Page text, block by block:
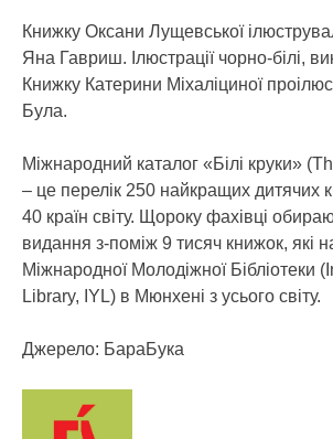
Книжку Оксани Лущевської
Яна Гавриш. Ілюстрації чорно-білі,
Книжку Катерини Міхаліциної
Була.
Міжнародний каталог «Білі круки»
– це перелік 250 найкращих дитячих
40 країн світу. Щороку фахівці
видання з-поміж 9 тисяч книжок, які
Міжнародної Молодіжної Бібліотеки
Library, IYL) в Мюнхені з усього світу.
Джерело: БараБука